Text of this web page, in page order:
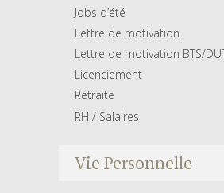
Jobs d’été
Lettre de motivation
Lettre de motivation BTS/
Licenciement
Retraite
RH / Salaires
Vie Personnelle